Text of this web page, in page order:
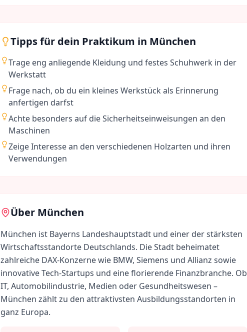
Tipps für dein Praktikum in München
Trage eng anliegende Kleidung und festes Schuhwerk in der
Werkstatt
Frage nach, ob du ein kleines Werkstück als Erinnerung
anfertigen darfst
Achte besonders auf die Sicherheitseinweisungen an den
Maschinen
Zeige Interesse an den verschiedenen Holzarten und ihren
Verwendungen
Über München
München ist Bayerns Landeshauptstadt und einer der stärksten
Wirtschaftsstandorte Deutschlands. Die Stadt beheimatet
zahlreiche DAX-Konzerne wie BMW, Siemens und Allianz sowie
innovative Tech-Startups und eine florierende Finanzbranche. Ob
IT, Automobilindustrie, Medien oder Gesundheitswesen –
München zählt zu den attraktivsten Ausbildungsstandorten in
ganz Europa.